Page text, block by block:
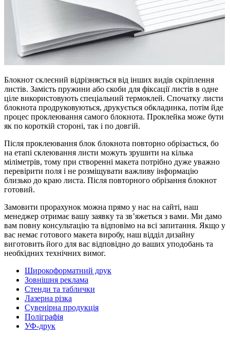
Блокнот склеєний відрізняється від інших видів скріплення
листів. Замість пружини або скоби для фіксації листів в одне
ціле використовують спеціальний термоклей. Спочатку листи
блокнота продруковуються, друкується обкладинка, потім йде
процес проклеювання самого блокнота. Проклейка може бути
як по короткій стороні, так і по довгій.
Після проклеювання блок блокнота повторно обрізається, бо
на етапі склеювання листи можуть зрушити на кілька
міліметрів, тому при створенні макета потрібно дуже уважно
перевірити поля і не розміщувати важливу інформацію
близько до краю листа. Після повторного обрізання блокнот
готовий.
Замовити прорахунок можна прямо у нас на сайті, наш
менеджер отримає вашу заявку та зв’яжеться з вами. Ми дамо
вам повну консультацію та відповімо на всі запитання. Якщо у
вас немає готового макета виробу, наш відділ дизайну
виготовить його для вас відповідно до ваших уподобань та
необхідних технічних вимог.
Широкоформатний друк
Зовнішня реклама
Стенди та таблички
Лазерна різка
Сувенірна продукція
Поліграфія
УФ-друк